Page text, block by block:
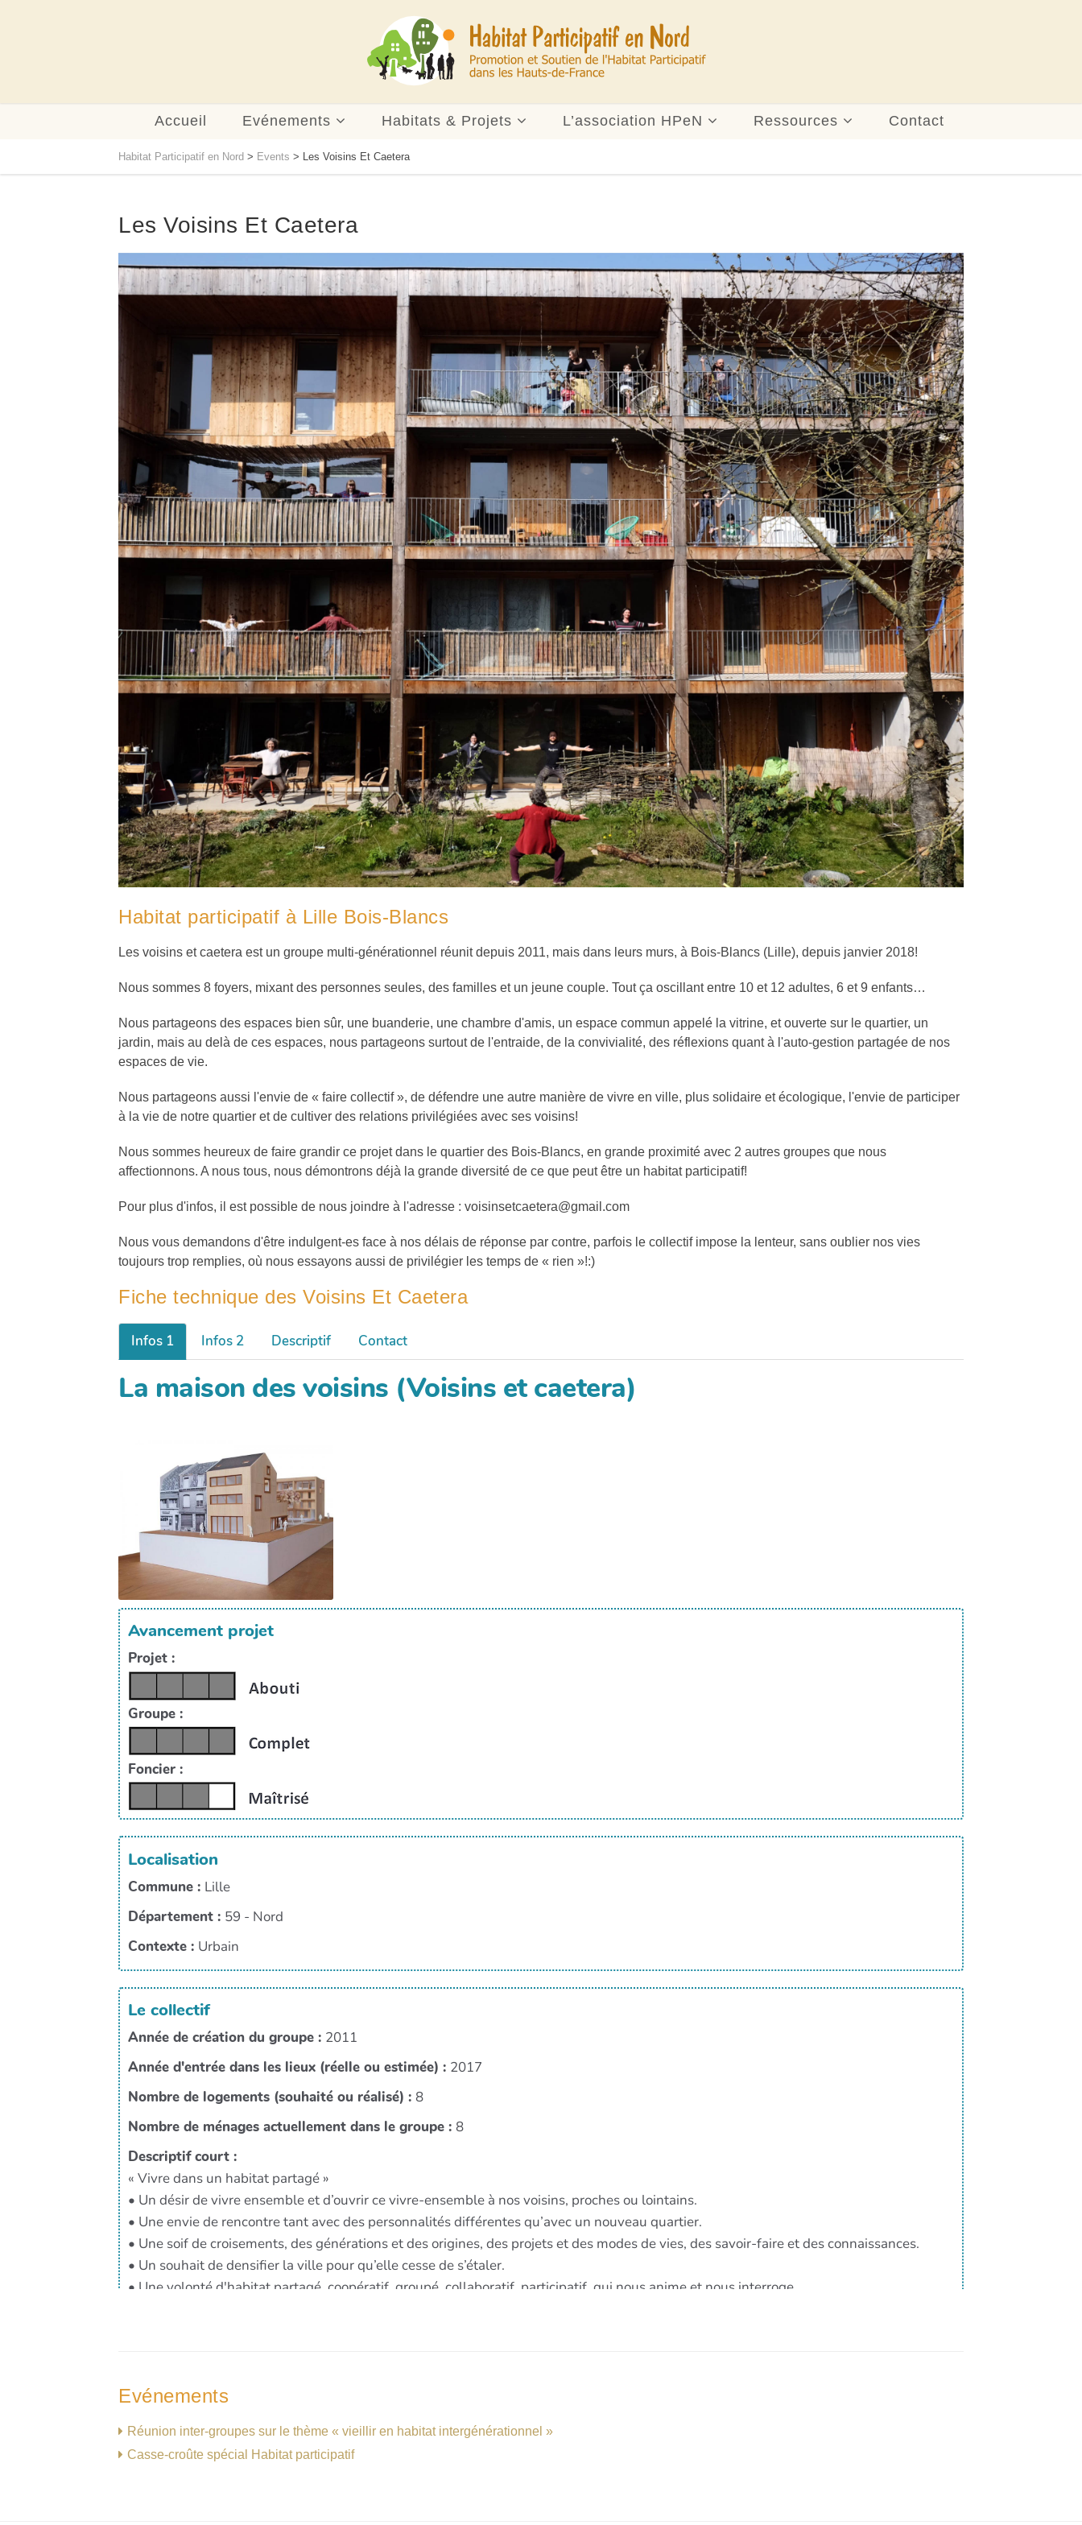
Accueil Evénements Habitats & Projets L’association HPeN Ressources Contact
Habitat Participatif en Nord > Events > Les Voisins Et Caetera
Les Voisins Et Caetera
Habitat participatif à Lille Bois-Blancs
Les voisins et caetera est un groupe multi-générationnel réunit depuis 2011, mais dans leurs murs, à Bois-Blancs (Lille), depuis janvier 2018!
Nous sommes 8 foyers, mixant des personnes seules, des familles et un jeune couple. Tout ça oscillant entre 10 et 12 adultes, 6 et 9 enfants…
Nous partageons des espaces bien sûr, une buanderie, une chambre d'amis, un espace commun appelé la vitrine, et ouverte sur le quartier, un
jardin, mais au delà de ces espaces, nous partageons surtout de l'entraide, de la convivialité, des réflexions quant à l'auto-gestion partagée de nos
espaces de vie.
Nous partageons aussi l'envie de « faire collectif », de défendre une autre manière de vivre en ville, plus solidaire et écologique, l'envie de participer
à la vie de notre quartier et de cultiver des relations privilégiées avec ses voisins!
Nous sommes heureux de faire grandir ce projet dans le quartier des Bois-Blancs, en grande proximité avec 2 autres groupes que nous
affectionnons. A nous tous, nous démontrons déjà la grande diversité de ce que peut être un habitat participatif!
Pour plus d'infos, il est possible de nous joindre à l'adresse : voisinsetcaetera@gmail.com
Nous vous demandons d'être indulgent-es face à nos délais de réponse par contre, parfois le collectif impose la lenteur, sans oublier nos vies
toujours trop remplies, où nous essayons aussi de privilégier les temps de « rien »!:)
Fiche technique des Voisins Et Caetera
Evénements
Réunion inter-groupes sur le thème « vieillir en habitat intergénérationnel »
Casse-croûte spécial Habitat participatif